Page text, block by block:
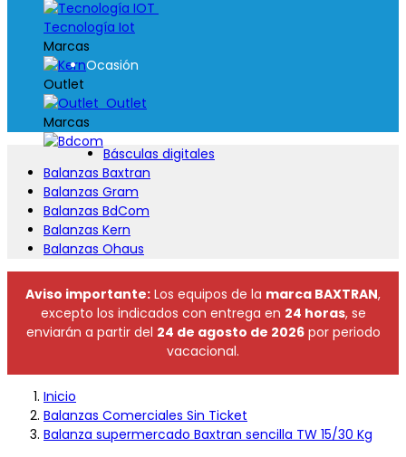
Tecnología Iot
Marcas
Ocasión
Outlet
Outlet
Marcas
Básculas digitales
Balanzas Baxtran
Balanzas Gram
Balanzas BdCom
Balanzas Kern
Balanzas Ohaus
Aviso importante: Los equipos de la marca BAXTRAN,
excepto los indicados con entrega en 24 horas, se
enviarán a partir del 24 de agosto de 2026por periodo
vacacional.
Inicio
Balanzas Comerciales Sin Ticket
Balanza supermercado Baxtran sencilla TW 15/30 Kg